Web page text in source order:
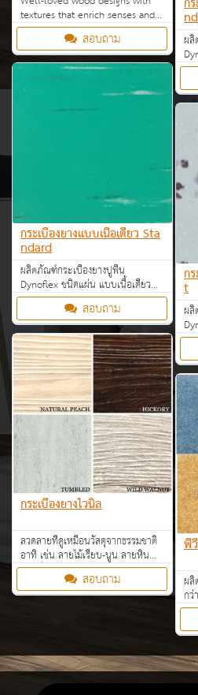
textures that enrich senses and
enliven interiors. Admire, feel,
and be inspired.สอบถาม ผลิ
ทุก
กระเบื้องยางแบบเนื้อเดียว Sta
ndard
ผลิตภัณฑ์กระเบื้องยางปูพื้น
Dynoflex ชนิดแผ่น แบบเนื้อเดียว
ทุกแบบ ทุกขนาด ราคาโรงงาน
สอบถาม
ก
t
ผลิ
ทุก
กระเบื้องยางไวนิล
ลวดลายที่ดูเหมือนวัสดุจากธรรมชาติ
อาทิ เช่น ลายไม้เรียบ-นูน ลายหิน
อ่อนซึ่งวัสดุผลิตจากสารสังเคราะห์
(Vinyl) ที่มีความยืดหยุ่นสูง และทนต่อ
รอยขีดข่วน
สอบถาม
พี
ผลิ
กว่
มัน